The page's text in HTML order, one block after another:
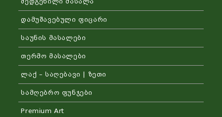
დამუშავებული ფიცარი
საუნის მასალები
თერმო მასალები
ლაქ – საღებავი | ზეთი
სამღებრო ფუნჯები
Premium Art